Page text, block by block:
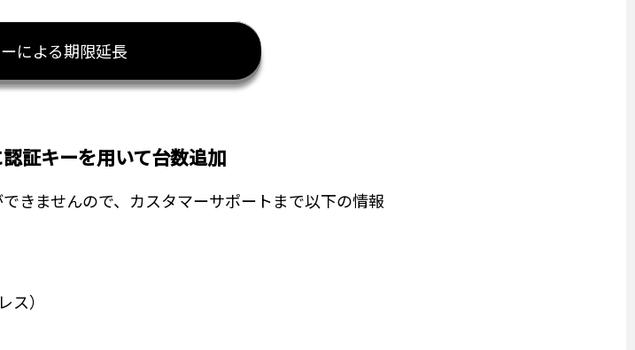
による期限延長
証キーを用いて台数追加
きませんので、カスタマーサポートまで以下の情報
）